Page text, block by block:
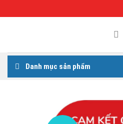
Danh mục sản phẩm